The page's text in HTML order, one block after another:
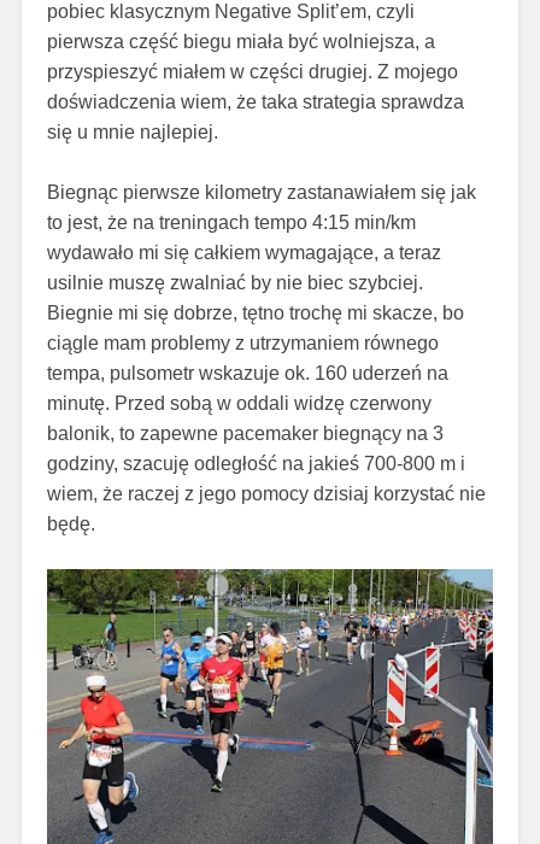
pobiec klasycznym Negative Split’em, czyli
pierwsza część biegu miała być wolniejsza, a
przyspieszyć miałem w części drugiej. Z mojego
doświadczenia wiem, że taka strategia sprawdza
się u mnie najlepiej.
Biegnąc pierwsze kilometry zastanawiałem się jak
to jest, że na treningach tempo 4:15 min/km
wydawało mi się całkiem wymagające, a teraz
usilnie muszę zwalniać by nie biec szybciej.
Biegnie mi się dobrze, tętno trochę mi skacze, bo
ciągle mam problemy z utrzymaniem równego
tempa, pulsometr wskazuje ok. 160 uderzeń na
minutę. Przed sobą w oddali widzę czerwony
balonik, to zapewne pacemaker biegnący na 3
godziny, szacuję odległość na jakieś 700-800 m i
wiem, że raczej z jego pomocy dzisiaj korzystać nie
będę.